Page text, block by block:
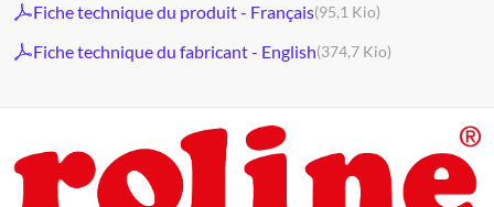
Fiche technique du produit - Français(95,1 Kio)
Fiche technique du fabricant - English(374,7 Kio)